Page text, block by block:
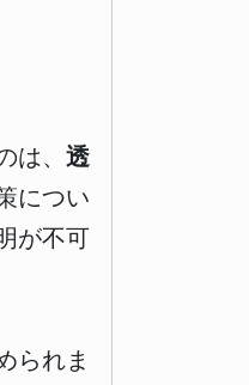
、 透
につい
が不可
られま